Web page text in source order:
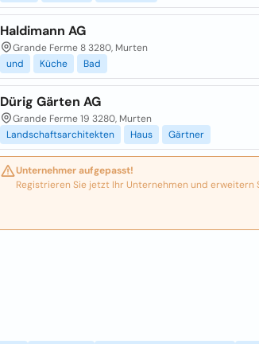
Haldimann AG
Grande Ferme 8 3280, Murten
und
Küche Bad
Dürig Gärten AG
Grande Ferme 19 3280, Murten
Landschaftsarchitekten
Haus Gärtner
Unternehmer aufgepasst!
Registrieren Sie jetzt Ihr Unternehmen und erweitern